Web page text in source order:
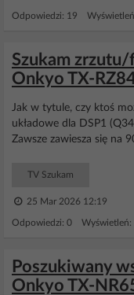
Odpowiedzi: 19
Szukam
Onkyo TX-
Jak w tytule, czy ktoś
układowe dla DSP1
Zawsze zawiesza się na
TV Szukam
25 Mar 2026 12:19
Odpowiedzi: 0 Wyświetleń:
Poszukiwany
Onkyo TX-